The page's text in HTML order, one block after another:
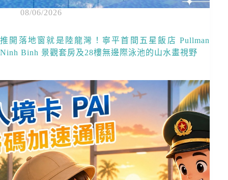
08/06/2026
推開落地窗就是陸龍灣！寧平首間五星飯店 Pullman
Ninh Binh 景觀套房及28樓無邊際泳池的山水畫視野